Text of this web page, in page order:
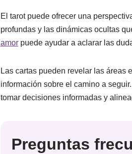
El tarot puede ofrecer una
profundas y las dinámicas ocultas
amorpuede ayudar a aclarar las
Las cartas pueden revelar las áreas
información sobre el camino a
tomar decisiones informadas y
Preguntas